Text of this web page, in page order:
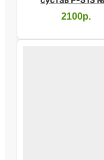
2100р.